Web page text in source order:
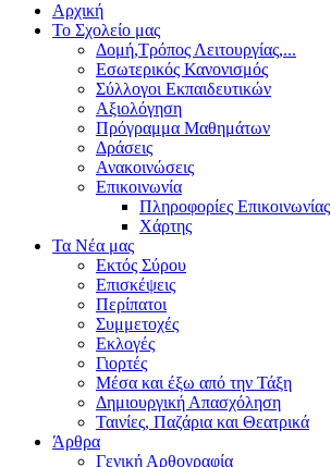
Αρχική
Το Σχολείο μας
Δομή,Τρόπος Λειτουργίας,...
Εσωτερικός Κανονισμός
Σύλλογοι Εκπαιδευτικών
Αξιολόγηση
Πρόγραμμα Μαθημάτων
Δράσεις
Ανακοινώσεις
Επικοινωνία
Πληροφορίες Επικοινωνίας
Χάρτης
Τα Νέα μας
Εκτός Σύρου
Επισκέψεις
Περίπατοι
Συμμετοχές
Εκλογές
Γιορτές
Μέσα και έξω από την Τάξη
Δημιουργική Απασχόληση
Ταινίες, Παζάρια και Θεατρικά
Άρθρα
Γενική Αρθογραφία